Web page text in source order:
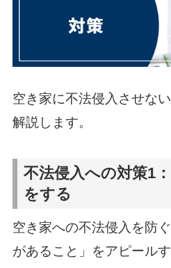
空き家に不法侵入させな
解説します。
不法侵入への対策1
をする
空き家への不法侵入を防
があること」をアピール